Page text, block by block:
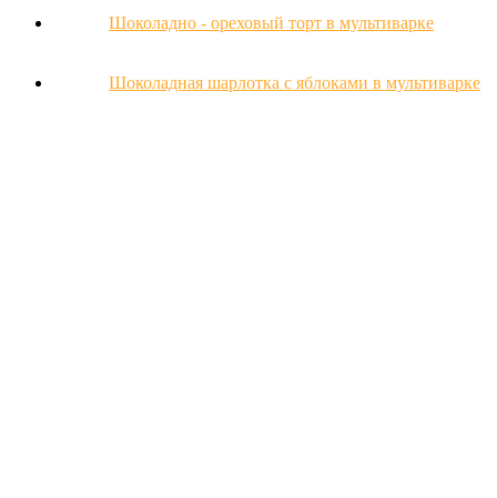
Шоколадно - ореховый торт в мультиварке
Шоколадная шарлотка с яблоками в мультиварке